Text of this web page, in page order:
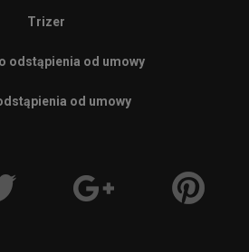
Trizer
odstąpienia od umowy
od umowy